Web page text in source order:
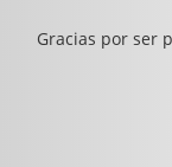
Gracias por ser